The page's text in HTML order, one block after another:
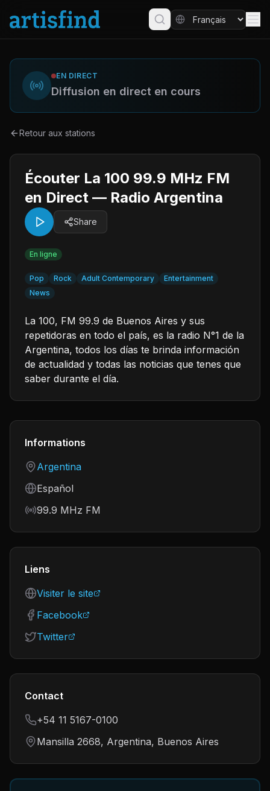
EN DIRECT
Diffusion en direct en cours
Retour aux stations
Écouter La 100 99.9 MHz FM
en Direct — Radio Argentina
Share
En ligne
Pop Rock Adult Contemporary
Entertainment
News
La 100, FM 99.9 de Buenos Aires y sus
repetidoras en todo el país, es la radio N°1 de la
Argentina, todos los días te brinda información
de actualidad y todas las noticias que tenes que
saber durante el día.
Informations
Country
Argentina
Language
Español
Frequency
99.9 MHz FM
Liens
Visiter le site
Facebook
Twitter
Contact
+54 11 5167-0100
Mansilla 2668, Argentina, Buenos Aires